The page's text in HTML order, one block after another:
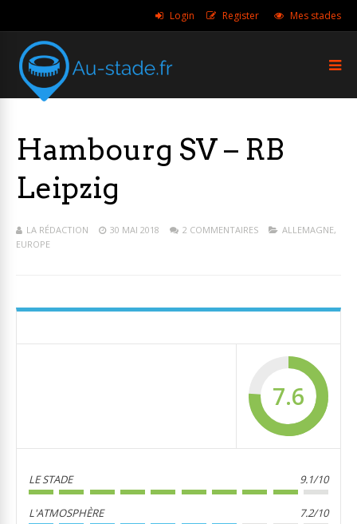
Login Register Mes stades
Hambourg SV – RB
Leipzig
LA RÉDACTION 30 MAI 2018 2 COMMENTAIRES ALLEMAGNE,
EUROPE
7.6
LE STADE 9.1/10
L'ATMOSPHÈRE 7.2/10